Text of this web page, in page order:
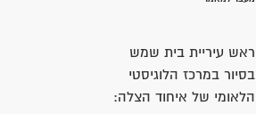
ראש עיריית בית שמש
בסיור במרכז הלוגיסטי
הלאומי של איחוד הצלה: